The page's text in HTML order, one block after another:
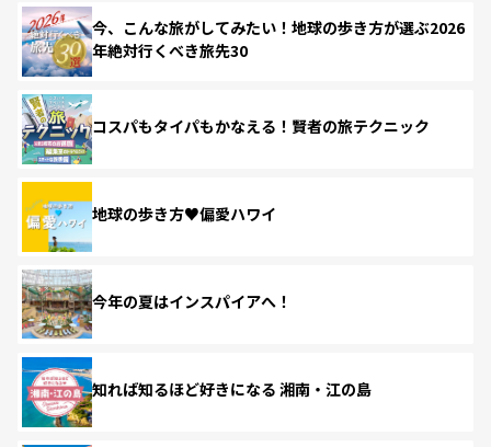
今、こんな旅がしてみたい！地球の歩き方が選ぶ2026
年絶対行くべき旅先30
コスパもタイパもかなえる！賢者の旅テクニック
地球の歩き方♥偏愛ハワイ
今年の夏はインスパイアへ！
知れば知るほど好きになる 湘南・江の島